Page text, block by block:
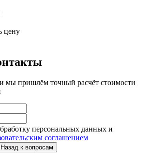
цену
мы пришлём точный расчёт стоимости
персональных данных и
соглашением
Назад к вопросам